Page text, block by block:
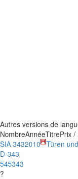
Autres versions de
NombreAnnéeTitrePrix /
SIA 343
D-343
545343
?
2010 Türen